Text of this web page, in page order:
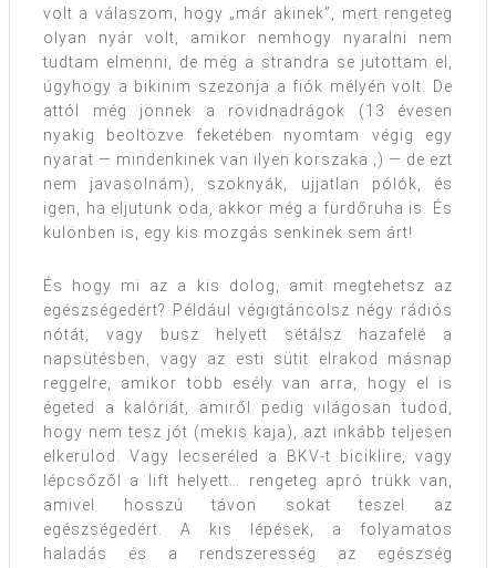
volt a válaszom, hogy „már akinek”, mert rengeteg
olyan nyár volt, amikor nemhogy nyaralni nem
tudtam elmenni, de még a strandra se jutottam el,
úgyhogy a bikinim szezonja a fiók mélyén volt. De
attól még jönnek a rövidnadrágok (13 évesen
nyakig beöltözve feketében nyomtam végig egy
nyarat — mindenkinek van ilyen korszaka ;) — de ezt
nem javasolnám), szoknyák, ujjatlan pólók, és
igen, ha eljutunk oda, akkor még a fürdőruha is. És
különben is, egy kis mozgás senkinek sem árt!
És hogy mi az a kis dolog, amit megtehetsz az
egészségedért? Például végigtáncolsz négy rádiós
nótát, vagy busz helyett sétálsz hazafelé a
napsütésben, vagy az esti sütit elrakod másnap
reggelre, amikor több esély van arra, hogy el is
égeted a kalóriát, amiről pedig világosan tudod,
hogy nem tesz jót (mekis kaja), azt inkább teljesen
elkerülöd. Vagy lecseréled a BKV-t biciklire, vagy
lépcsőzől a lift helyett… rengeteg apró trükk van,
amivel hosszú távon sokat teszel az
egészségedért. A kis lépések, a folyamatos
haladás és a rendszeresség az egészség